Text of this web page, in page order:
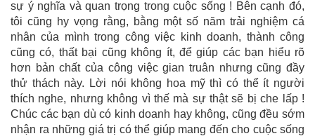
sự ý nghĩa và quan trọng trong cuộc sống ! Bên cạnh đó,
tôi cũng hy vọng rằng, bằng một số năm trải nghiệm cá
nhân của mình trong công việc kinh doanh, thành công
cũng có, thất bại cũng không ít, để giúp các bạn hiểu rõ
hơn bản chất của công việc gian truân nhưng cũng đầy
thử thách này. Lời nói không hoa mỹ thì có thể ít người
thích nghe, nhưng không vì thế mà sự thật sẽ bị che lấp !
Chúc các bạn dù có kinh doanh hay không, cũng đều sớm
nhận ra những giá trị có thể giúp mang đến cho cuộc sống